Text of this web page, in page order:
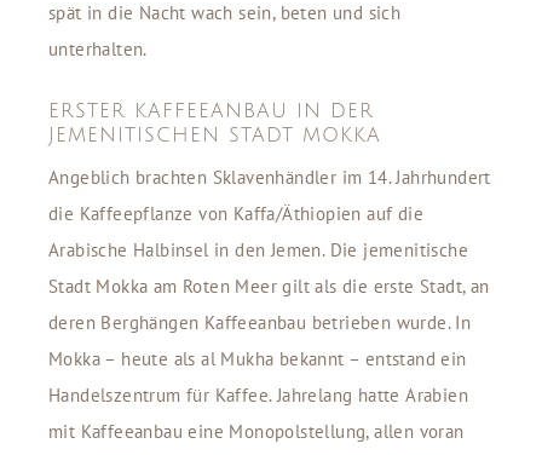
spät in die Nacht wach sein, beten und sich
unterhalten.
ERSTER KAFFEEANBAU IN DER
JEMENITISCHEN STADT MOKKA
Angeblich brachten Sklavenhändler im 14. Jahrhundert
die Kaffeepflanze von Kaffa/Äthiopien auf die
Arabische Halbinsel in den Jemen. Die jemenitische
Stadt Mokka am Roten Meer gilt als die erste Stadt, an
deren Berghängen Kaffeeanbau betrieben wurde. In
Mokka – heute als al Mukha bekannt – entstand ein
Handelszentrum für Kaffee. Jahrelang hatte Arabien
mit Kaffeeanbau eine Monopolstellung, allen voran